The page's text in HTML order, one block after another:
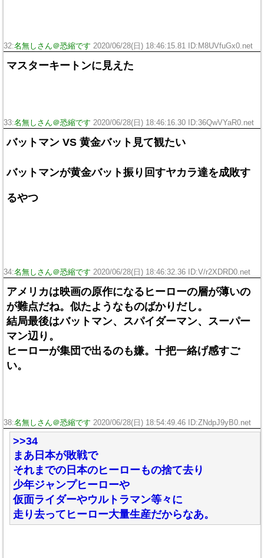
32:名無しさん＠恐縮です 2020/06/28(日) 18:46:15.81 ID:M8UVfuGx0.net
マスターキートンに見えた
33:名無しさん＠恐縮です 2020/06/28(日) 18:46:16.30 ID:36QwVYaR0.net
バットマン VS 黄金バット見て観たい
バットマンが黄金バット振り回すヤカラ達を成敗す
るやつ
34:名無しさん＠恐縮です 2020/06/28(日) 18:46:32.36 ID:V/r2XDRD0.net
アメリカは映画の原作になるヒーローの層が薄いの
が難点だね。似たようなものばかりだし。
結局最後はバットマン、スパイダーマン、スーパー
マン辺り。
ヒーローが集団で出るのも嫌。十把一絡げ感すご
い。
38:名無しさん＠恐縮です 2020/06/28(日) 18:54:49.46 ID:ZNdpJ9yB0.net
>>34
まあ日本が敗戦で
それまでの日本のヒーローもの捨て去り
少年ジャンプヒーローや
仮面ライダーやウルトラマン等々に
走り去ってヒーロー大量生産だからなあ。